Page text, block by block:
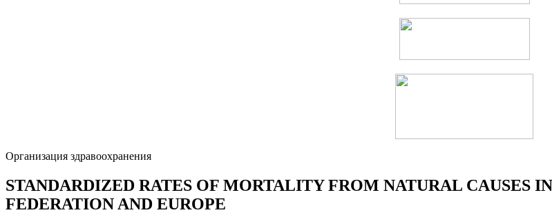
Организация здравоохранения
STANDARDIZED RATES OF MORTALITY FROM NATURAL CAUSES
FEDERATION AND EUROPE